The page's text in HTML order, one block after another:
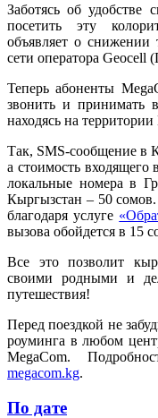
Заботясь об удобстве
посетить эту
объявляет о снижении
сети оператора Geocell
Теперь абоненты
звонить и принимать
находясь на территории
Так, SMS-сообщение в
а стоимость входящего
локальные номера в
Кыргызстан – 50
благодаря услуге
вызова обойдется в 15
Все это позволит
своими родными и
путешествия!
Перед поездкой не
роуминга в любом
MegaCom.
megacom.kg.
По дате